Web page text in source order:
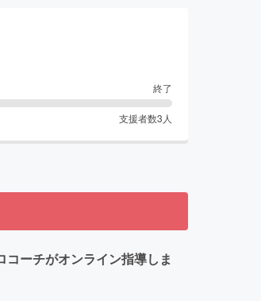
終了
支援者数3 人
コーチがオンライン指導しま